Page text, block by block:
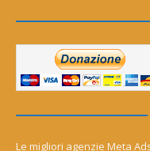
Le migliori agenzie Meta